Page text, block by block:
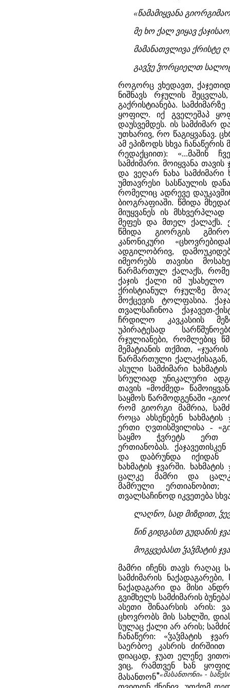
«წამამიყვანა
მე ხო ქალ ვიყავ
მამანათვლივა ქრისტე
გავჴე ჴორციელთ
როგორც ვხედავთ,
ნიშნავს რჯულის
გაქრისტიანება.
ყოფილ. იქ გველეშაპ
დაუსვემდეს. ის სამძიმარ
უთხარივ, რო წაგიყვანავ.
ამ ეპიზოდს სხვა
რედაქციით): «...მაშინ
სამძიმარი. მოიყვანა
და ვეღარ ნახა
უმთავრესი სასწაულის
რომელიც ადრევე
ბიოგრაფიაში. წმიდა
მიუყვანეს ის
მეფეს და მთელ ქალაქს.
წმიდა გიორგის
კანონიკური
ადგილობრივ,
იმეორებს თავისი
წარმართულ ქალაქს,
ქაჯის ქალი იმ უსახელო
ქრისტიანულ რჯულზე
მოქცევის ტოლფასია.
თვალსაჩინოა ქაჯავეთ-
ჩრდილო კავკასიის
უპირატესად
რჯულიანები, რომლებიც
მემატიანის თქმით,
წარმართული ქალაქისაგან,
ასული სამძიმარი
სრულიად უნიკალური
თავის «მოძმედ»
საყმოს წარმოდგენაში
რომ გიორგი მამრია,
როცა ახსენებენ
ერთი ღვთისშვილისა -
საყმო ჭვრეტს ერთ
ერთიანობას.
და დაბრუნდა იქიდან
ხახმატის ჯვარში.
ცალკე მამრი და
მამრული ერთიანობით;
თვალსაჩინოდ იკვეთება
ლაღნო, სად მიზდით,
წინ გიდგასთ გუდანის
მოგყვებასთ ჴაჴმატის
მამრი იჩენს თავს რაღაც
სამძიმარის
ნაქადაგარი და მისი
გვიმხელს სამძიმარის
ასეთი შინაარსის არის:
ცხოვრობს მის სახლში,
სულაც ქალი არ არის;
ჩანაწერი: «ჴაჴმატის
საერბოე კასრის
დიაცად, ჯუათ ელენე
ვიც, რამთვენ ხან
მასანთონ*«მასანთონი» -